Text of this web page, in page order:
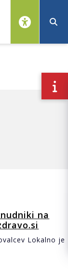
na
Lokalno je